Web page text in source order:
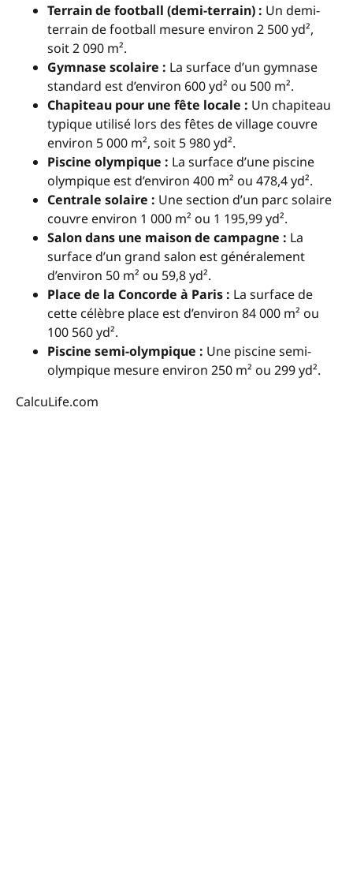
Terrain de football (demi-terrain) : Un demi-
terrain de football mesure environ 2 500 yd²,
soit 2 090 m².
Gymnase scolaire : La surface d’un gymnase
standard est d’environ 600 yd² ou 500 m².
Chapiteau pour une fête locale : Un chapiteau
typique utilisé lors des fêtes de village couvre
environ 5 000 m², soit 5 980 yd².
Piscine olympique : La surface d’une piscine
olympique est d’environ 400 m² ou 478,4 yd².
Centrale solaire : Une section d’un parc solaire
couvre environ 1 000 m² ou 1 195,99 yd².
Salon dans une maison de campagne : La
surface d’un grand salon est généralement
d’environ 50 m² ou 59,8 yd².
Place de la Concorde à Paris : La surface de
cette célèbre place est d’environ 84 000 m² ou
100 560 yd².
Piscine semi-olympique : Une piscine semi-
olympique mesure environ 250 m² ou 299 yd².
CalcuLife.com